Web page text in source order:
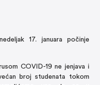
17. januara počinje
COVID-19 ne jenjava i
broj studenata tokom